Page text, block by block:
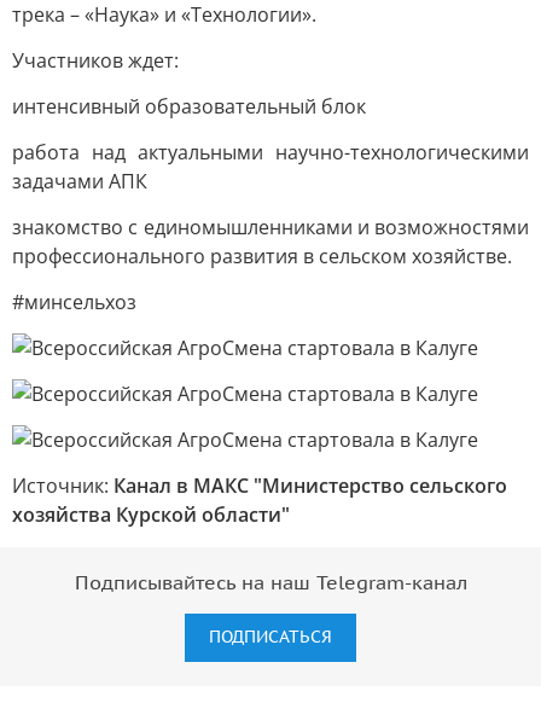
трека – «Наука» и «Технологии».
Участников ждет:
интенсивный образовательный блок
работа над актуальными научно-технологическими
задачами АПК
знакомство с единомышленниками и возможностями
профессионального развития в сельском хозяйстве.
#минсельхоз
Источник: Канал в МАКС "Министерство сельского
хозяйства Курской области"
Подписывайтесь на наш Telegram-канал
ПОДПИСАТЬСЯ